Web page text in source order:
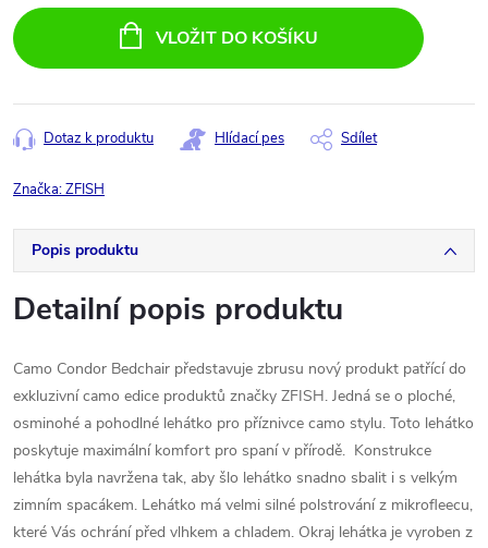
cena:
VLOŽIT DO KOŠÍKU
Dotaz k produktu Hlídací pes Sdílet
Značka:ZFISH
Popis produktu
Detailní popis produktu
Camo Condor Bedchair představuje zbrusu nový produkt patřící do
exkluzivní camo edice produktů značky ZFISH. Jedná se o ploché,
osminohé a pohodlné lehátko pro příznivce camo stylu. Toto lehátko
poskytuje maximální komfort pro spaní v přírodě. Konstrukce
lehátka byla navržena tak, aby šlo lehátko snadno sbalit i s velkým
zimním spacákem. Lehátko má velmi silné polstrování z mikrofleecu,
které Vás ochrání před vlhkem a chladem. Okraj lehátka je vyroben z